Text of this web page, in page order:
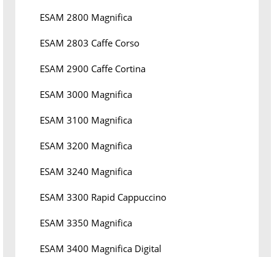
ESAM 2800 Magnifica
ESAM 2803 Caffe Corso
ESAM 2900 Caffe Cortina
ESAM 3000 Magnifica
ESAM 3100 Magnifica
ESAM 3200 Magnifica
ESAM 3240 Magnifica
ESAM 3300 Rapid Cappuccino
ESAM 3350 Magnifica
ESAM 3400 Magnifica Digital